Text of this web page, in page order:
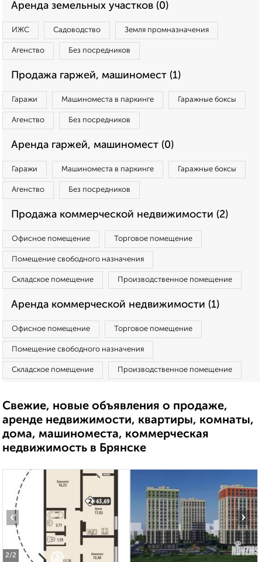
Аренда земельных участков (0)
ИЖС Садоводство Земля промназначения
Агенство Без посредников
Продажа гаржей, машиномест (1)
Гаражи Машиноместа в паркинге Гаражные боксы
Агенство Без посредников
Аренда гаржей, машиномест (0)
Гаражи Машиноместа в паркинге Гаражные боксы
Агенство Без посредников
Продажа коммерческой недвижимости (2)
Офисное помещение Торговое помещение
Помещение свободного назначения
Складское помещение Производственное помещение
Аренда коммерческой недвижимости (1)
Офисное помещение Торговое помещение
Помещение свободного назначения
Складское помещение Производственное помещение
Свежие, новые объявления о продаже,
аренде недвижимости, квартиры, комнаты,
дома, машиноместа, коммерческая
недвижимость в Брянске
2/2
‹ ›